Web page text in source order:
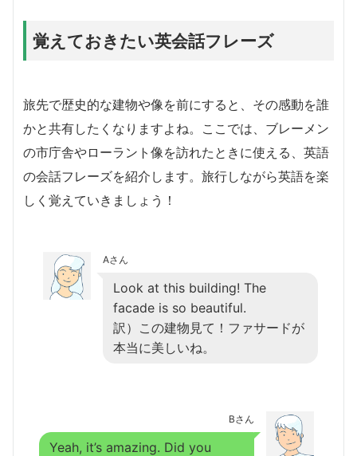
覚えておきたい英会話フレーズ
旅先で歴史的な建物や像を前にすると、その感動を誰
かと共有したくなりますよね。ここでは、ブレーメン
の市庁舎やローラント像を訪れたときに使える、英語
の会話フレーズを紹介します。旅行しながら英語を楽
しく覚えていきましょう！
Aさん
Look at this building! The
facade is so beautiful.
訳）この建物見て！ファサードが
本当に美しいね。
Bさん
Yeah, it’s amazing. Did you